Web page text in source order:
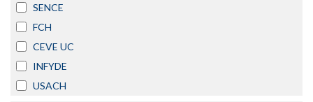
SENCE
FCH
CEVE UC
INFYDE
USACH